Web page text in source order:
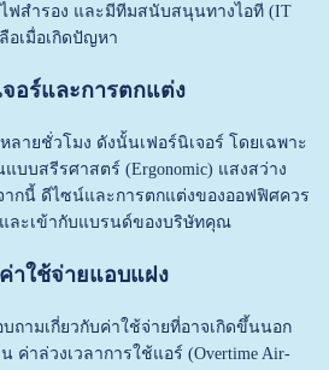
ฟสำรอง และมีทีมสนับสนุนทางไอที (IT
อเมื่อเกิดปัญหา
อร์และการตกแต่ง
ายชั่วโมง ดังนั้นเฟอร์นิเจอร์ โดยเฉพาะ
บบสรีรศาสตร์ (Ergonomic) แสงสว่าง
ากนี้ ดีไซน์และการตกแต่งของออฟฟิศควร
ละเข้ากับแบรนด์ของบริษัทคุณ
าใช้จ่ายแอบแฝง
ถามเกี่ยวกับค่าใช้จ่ายที่อาจเกิดขึ้นนอก
ค่าล่วงเวลาการใช้แอร์ (Overtime Air-